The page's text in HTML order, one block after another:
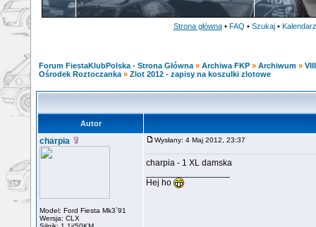
Strona główna • FAQ • Szukaj • Kalendarz
Forum FiestaKlubPolska - Strona Główna » Archiwa FKP » Archiwum »
Ośrodek Roztoczanka » Zlot 2012 - zapisy na koszulki zlotowe
Autor
charpia
Model: Ford Fiesta Mk3`91
Wersja: CLX
Wysłany: 4 Maj 2012, 23:37
charpia - 1 XL damska
Hej ho